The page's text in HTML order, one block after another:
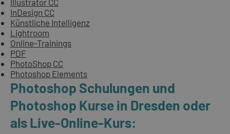
Illustrator CC
InDesign CC
Künstliche Intelligenz
Lightroom
Online-Trainings
PDF
PhotoShop CC
Photoshop Elements
Photoshop Schulungen und
Photoshop Kurse in Dresden oder
als Live-Online-Kurs: